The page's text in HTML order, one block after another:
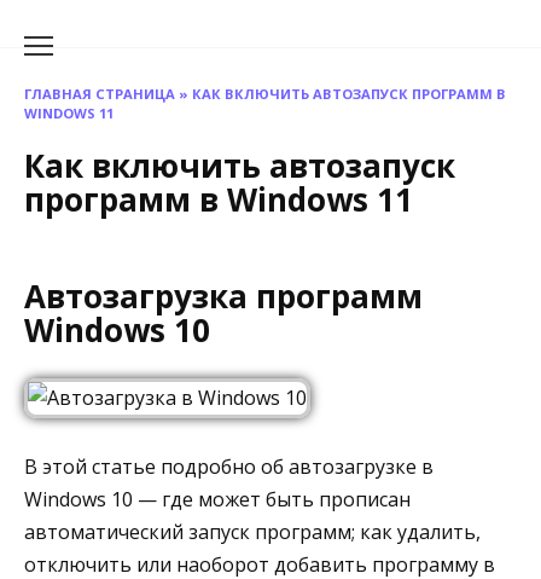
ГЛАВНАЯ СТРАНИЦА » КАК ВКЛЮЧИТЬ АВТОЗАПУСК ПРОГРАММ В
WINDOWS 11
Как включить автозапуск
программ в Windows 11
Автозагрузка программ
Windows 10
В этой статье подробно об автозагрузке в
Windows 10 — где может быть прописан
автоматический запуск программ; как удалить,
отключить или наоборот добавить программу в